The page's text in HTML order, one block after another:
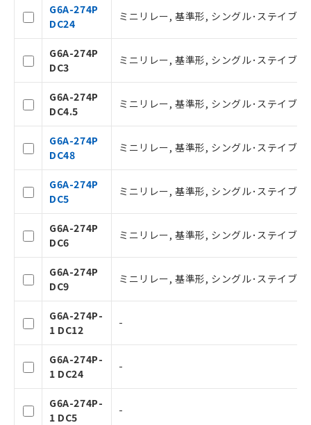
G6A-274P
DC24
ミニリレー, 基準形, シングル･ステイブ
G6A-274P
DC3
ミニリレー, 基準形, シングル･ステイブ
G6A-274P
DC4.5
ミニリレー, 基準形, シングル･ステイブ
G6A-274P
DC48
ミニリレー, 基準形, シングル･ステイブ
G6A-274P
DC5
ミニリレー, 基準形, シングル･ステイブ
G6A-274P
DC6
ミニリレー, 基準形, シングル･ステイブ
G6A-274P
DC9
ミニリレー, 基準形, シングル･ステイブ
G6A-274P-
1 DC12
-
G6A-274P-
1 DC24
-
G6A-274P-
1 DC5
-
記
号
説明
○ 一定数以上の在庫あり
△
－
在庫なし(最新の在庫状況につ
ご利用条件
以下の条件をお読みいただき、同意のうえ
ご利用ください。
本サービスは、当社制御機器事業取扱
商品の当社在庫状況および標準価格(税
当社制御機器事業取扱商品の中には、
本サービスの対象外となる商品もある
在庫状況および標準価格照会結果は、
記載している更新日時点での社内デー
覧された時点での実際の在庫および標
準価格とは異なる場合があることをご
了承ください。
正式な納期状況および標準価格はお客
様のお取引先、またはお客様担当のオ
ムロン制御機器販売店・当社販売員に
ご相談ください。
オムロン制御機器販売店や当社販売拠